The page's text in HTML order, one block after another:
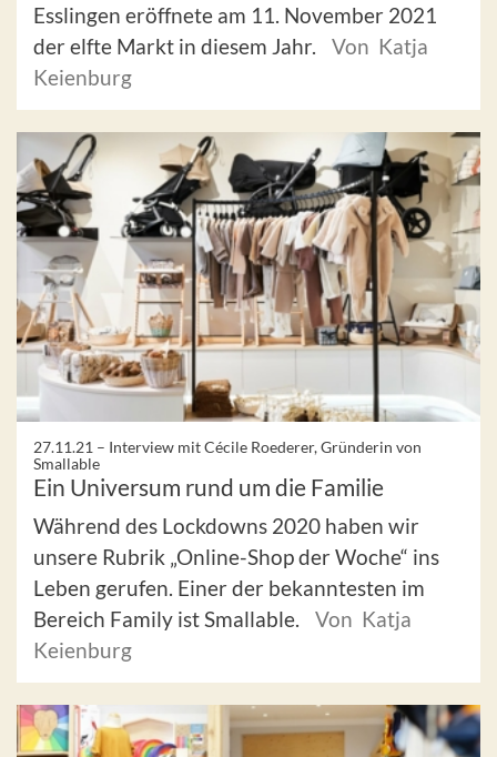
Esslingen eröffnete am 11. November 2021
der elfte Markt in diesem Jahr.
Von Katja
Keienburg
27.11.21 – Interview mit Cécile Roederer, Gründerin von
Smallable
Ein Universum rund um die Familie
Während des Lockdowns 2020 haben wir
unsere Rubrik „Online-Shop der Woche“ ins
Leben gerufen. Einer der bekanntesten im
Bereich Family ist Smallable.
Von Katja
Keienburg